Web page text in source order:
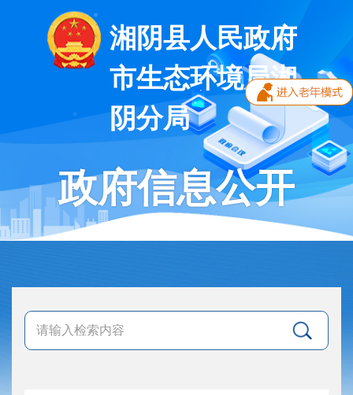
湘阴县人民政府
市生态环境局湘
阴分局
政府信息公开